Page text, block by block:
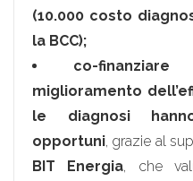
(10.000 costo
la BCC);
co-
miglioramento
le diagnosi
opportuni, grazie al
BIT Energia, che